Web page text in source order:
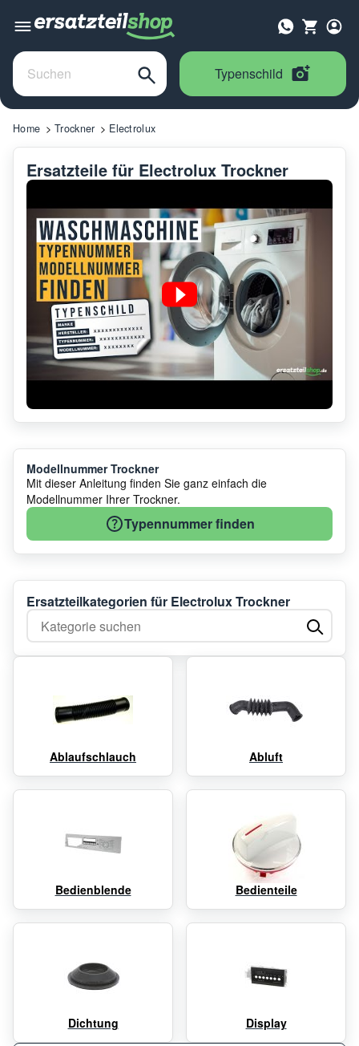
Typenschild
Home Trockner Electrolux
Ersatzteile für Electrolux Trockner
Modellnummer Trockner
Mit dieser Anleitung finden Sie ganz einfach die
Modellnummer Ihrer Trockner.
Typennummer finden
Ersatzteilkategorien für Electrolux Trockner
Kategorie suchen
Ablaufschlauch Abluft
Bedienblende Bedienteile
Dichtung Display